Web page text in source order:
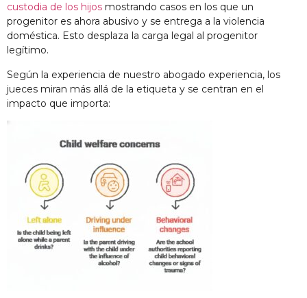
custodia de los hijos mostrando casos en los que un
progenitor es ahora abusivo y se entrega a la violencia
doméstica. Esto desplaza la carga legal al progenitor
legítimo.
Según la experiencia de nuestro abogado experiencia, los
jueces miran más allá de la etiqueta y se centran en el
impacto que importa: